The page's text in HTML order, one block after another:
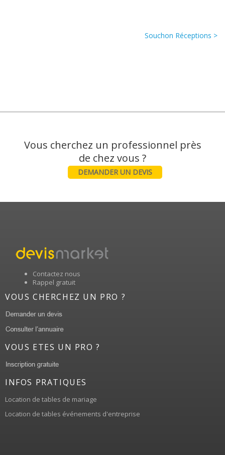
Souchon Réceptions >
Vous cherchez un professionnel près
DEMANDER UN DEVIS
Contactez nous
Rappel gratuit
VOUS CHERCHEZ UN PRO ?
VOUS ETES UN PRO ?
INFOS PRATIQUES
Location de tables de mariage
Location de tables événements d'entreprise